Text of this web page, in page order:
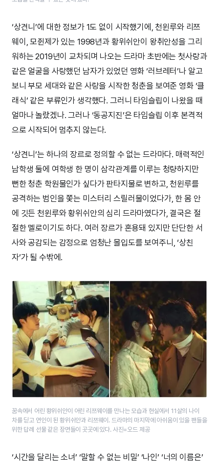
‘상견니’에 대한 정보가 1도 없이 시작했기에, 천윈루와 리쯔
웨이, 모쥔제가 있는 1998년과 황위쉬안이 왕취안성을 그리
워하는 2019년이 교차되며 나오는 드라마 초반에는 첫사랑과
같은 얼굴을 사랑했던 남자가 있었던 영화 ‘러브레터’나 알고
보니 부모 세대와 같은 사랑을 시작한 청춘을 보여준 영화 ‘클
래식’ 같은 부류인가 생각했다. 그러니 타임슬립이 나왔을 때
얼마나 놀랐겠나. 그러나 ‘동공지진’은 타임슬립 이후 본격적
으로 시작되어 멈추지 않는다.
‘상견니’는 하나의 장르로 정의할 수 없는 드라마다. 매력적인
남학생 둘에 여학생 한 명이 삼각관계를 이루는 청량하지만
뻔한 청춘 학원물인가 싶다가 판타지물로 변하고, 천윈루를
공격하는 범인을 쫓는 미스터리 스릴러물이었다가, 한 몸 안
에 깃든 천윈루와 황위쉬안의 심리 드라마였다가, 결국은 절
절한 멜로이기도 하다. 여러 장르가 혼용돼 있지만 단단한 서
사와 공감되는 감정으로 엄청난 몰입도를 보여주니, ‘상친
자’가 될 수밖에.
꿈속에서 어린 황위쉬안이 어린 리쯔웨이를 만나는 모습과 현실에서 11살의 나이
차를 딛고 연인이 된 황위쉬안과 리쯔웨이. 드라마의 마지막에 아쉬움이 있을 팬들을
위한 답례 선물 같은 장면들이 곳곳에 있다. 사진=오드 제공
‘시간을 달리는 소녀’ ‘말할 수 없는 비밀’ ‘나인’ ‘너의 이름은’